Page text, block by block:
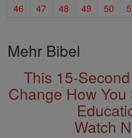
46
47 48 49 50
Mehr Bibel
This 15-
Change How
Watch